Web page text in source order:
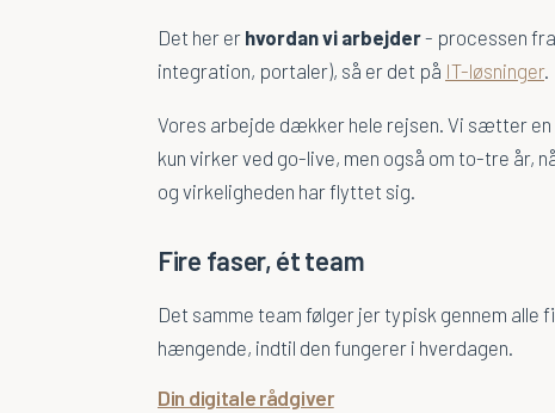
Det her er hvordan vi arbejder- processen
integration, portaler), så er det på IT-løsninger.
Vores arbejde dækker hele rejsen. Vi sætter
kun virker ved go-live, men også om to-tre år,
og virkeligheden har flyttet sig.
Fire faser, ét team
Det samme team følger jer typisk gennem alle
hængende, indtil den fungerer i hverdagen.
Din digitale rådgiver